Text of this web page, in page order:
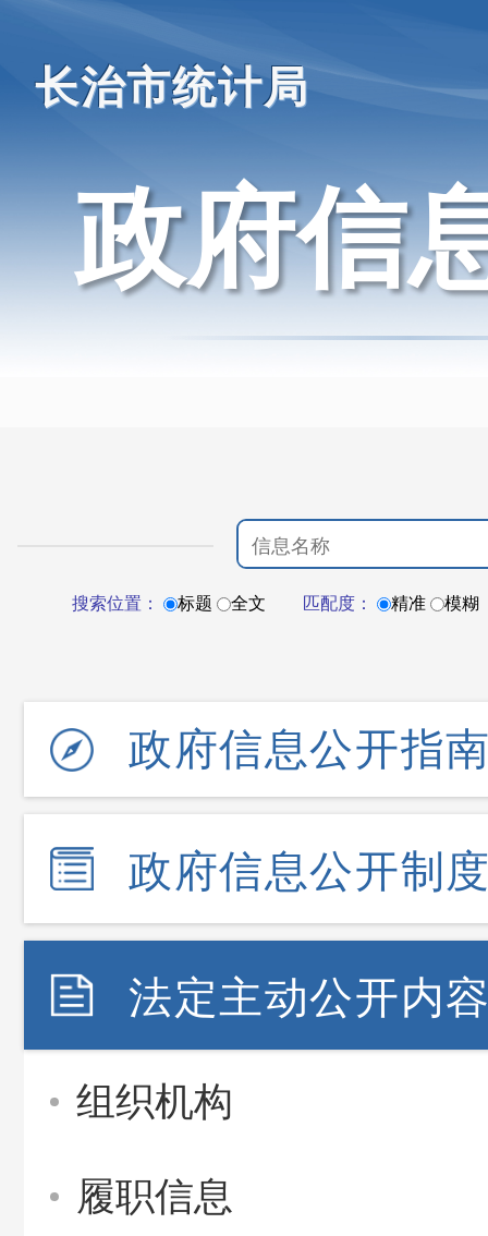
长治市统计局
政府信
搜索位置： 标题 全文 匹配度： 精准 模糊
政府信息公开指
政府信息公开制
法定主动公开内
组织机构
履职信息